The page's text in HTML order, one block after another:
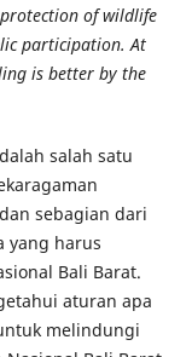
of wildlife
participation. At
is better by the
salah satu
sebagian dari
yang harus
Bali Barat.
aturan apa
melindungi